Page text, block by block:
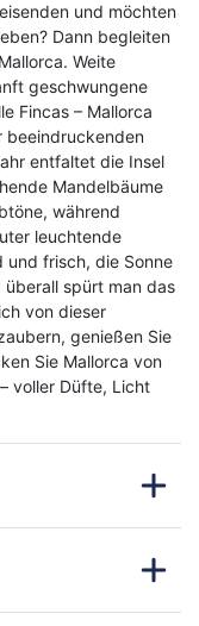
und möchten
Dann begleiten
Weite
geschwungene
Fincas – Mallorca
beeindruckenden
entfaltet die Insel
Mandelbäume
während
leuchtende
und frisch, die Sonne
spürt man das
von dieser
genießen Sie
Sie Mallorca von
voller Düfte, Licht
nach